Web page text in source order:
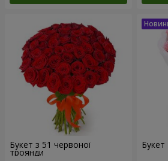
Букет з 51 червоної
троянди